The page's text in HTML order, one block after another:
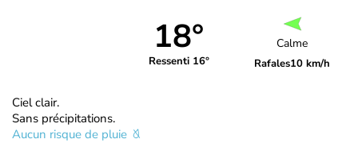
18°
Ressenti 16°
Calme
Rafales10 km/h
Ciel clair.
Sans précipitations.
Aucun risque de pluie